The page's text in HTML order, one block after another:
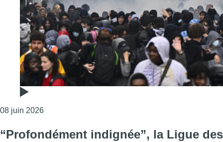
08 juin 2026Consulter l'article "Des milliers de manifestants
“Profondément indignée”, la Ligue des